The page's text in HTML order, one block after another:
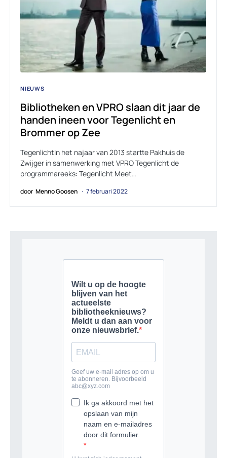
NIEUWS
Bibliotheken en VPRO slaan dit jaar de
handen ineen voor Tegenlicht en
Brommer op Zee
TegenlichtIn het najaar van 2013 startte Pakhuis de
Zwijger in samenwerking met VPRO Tegenlicht de
programmareeks: Tegenlicht Meet…
door Menno Goosen 7 februari 2022